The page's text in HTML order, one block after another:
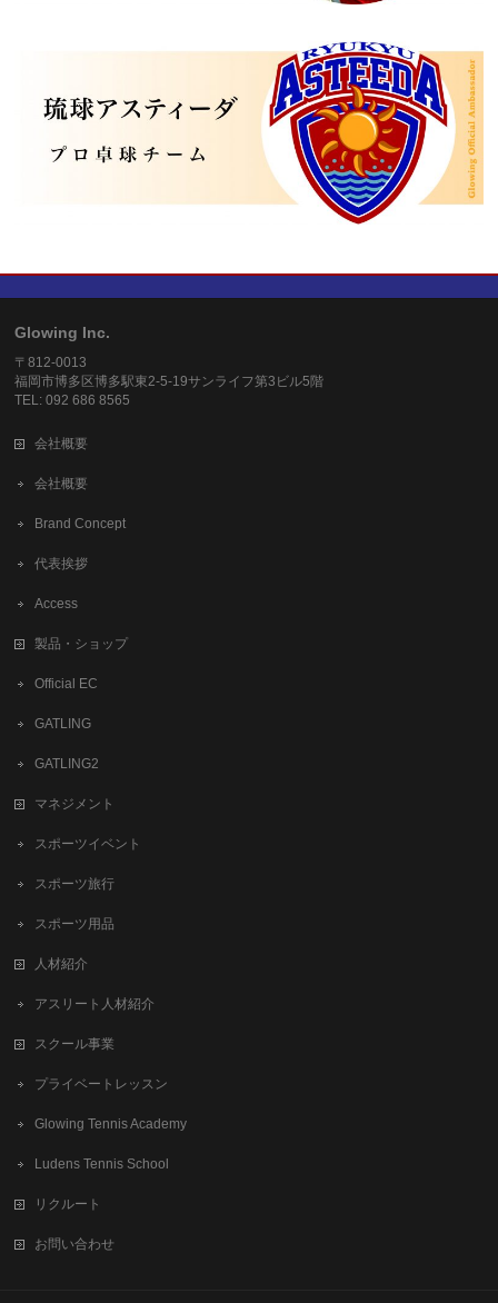
Glowing Inc.
〒812-0013
福岡市博多区博多駅東2-5-19サンライフ第3ビル5階
TEL: 092 686 8565
会社概要
会社概要
Brand Concept
代表挨拶
Access
製品・ショップ
Official EC
GATLING
GATLING2
マネジメント
スポーツイベント
スポーツ旅行
スポーツ用品
人材紹介
アスリート人材紹介
スクール事業
プライベートレッスン
Glowing Tennis Academy
Ludens Tennis School
リクルート
お問い合わせ